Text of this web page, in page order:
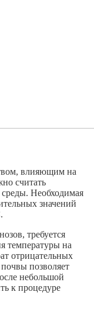
влияющим на
считать
Необходимая
значений
требуется
температуры на
отрицательных
позволяет
небольшой
к процедуре